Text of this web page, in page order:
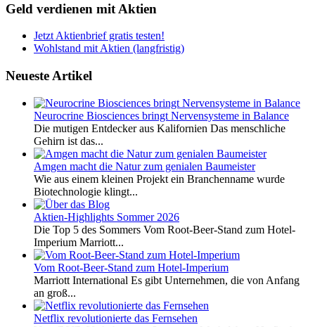
Geld verdienen mit Aktien
Jetzt Aktienbrief gratis testen!
Wohlstand mit Aktien (langfristig)
Neueste Artikel
Neurocrine Biosciences bringt Nervensysteme in Balance
Die mutigen Entdecker aus Kalifornien Das menschliche
Gehirn ist das...
Amgen macht die Natur zum genialen Baumeister
Wie aus einem kleinen Projekt ein Branchenname wurde
Biotechnologie klingt...
Aktien-Highlights Sommer 2026
Die Top 5 des Sommers Vom Root-Beer-Stand zum Hotel-
Imperium Marriott...
Vom Root-Beer-Stand zum Hotel-Imperium
Marriott International Es gibt Unternehmen, die von Anfang
an groß...
Netflix revolutionierte das Fernsehen